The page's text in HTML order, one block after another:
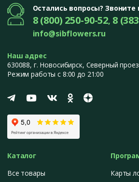
Остались вопросы? Звоните
8 (800) 250-90-52, 8
info@sibflowers.ru
Наш адрес
630088, г. Новосибирск, Северный
Режим работы с 8:00 до 21:00
Каталог
Все товары
Карты